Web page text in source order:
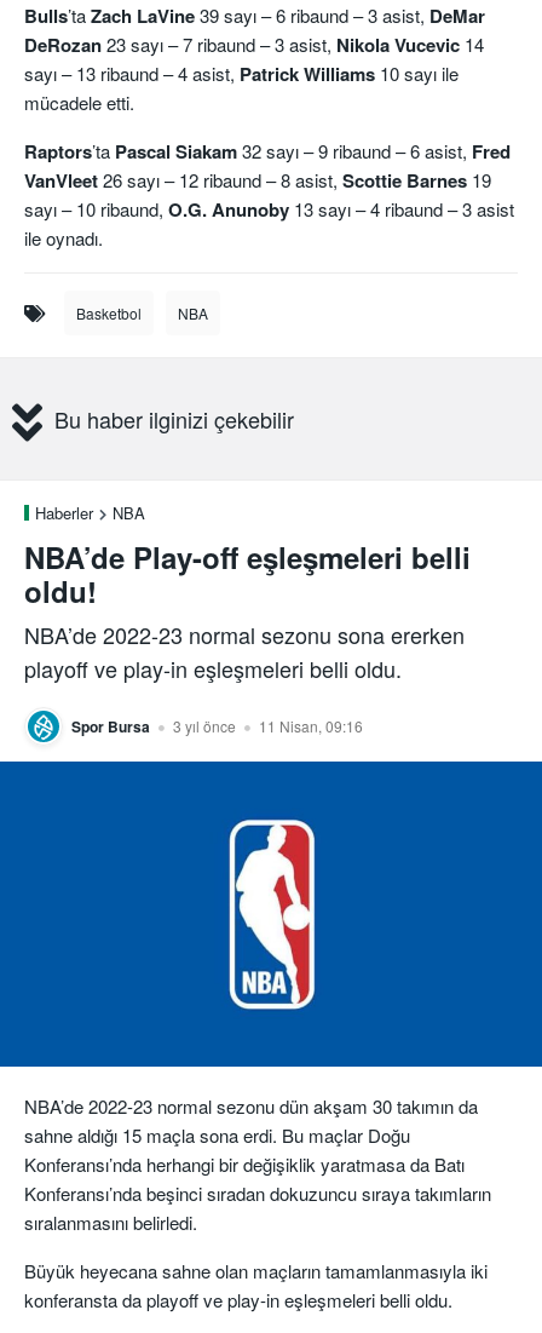
Bulls’taZach LaVine39 sayı – 6 ribaund – 3 asist, DeMar
DeRozan23 sayı – 7 ribaund – 3 asist, Nikola Vucevic 14
sayı – 13 ribaund – 4 asist, Patrick Williams 10 sayı ile
mücadele etti.
Raptors’ta Pascal Siakam32 sayı – 9 ribaund – 6 asist, Fred
VanVleet26 sayı – 12 ribaund – 8 asist, Scottie Barnes 19
sayı – 10 ribaund, O.G. Anunoby 13 sayı – 4 ribaund – 3 asist
ile oynadı.
Basketbol NBA
Bu haber ilginizi çekebilir
Haberler NBA
NBA’de Play-off eşleşmeleri belli
oldu!
NBA’de 2022-23 normal sezonu sona ererken
playoff ve play-in eşleşmeleri belli oldu.
Spor Bursa 3 yıl önce 11 Nisan, 09:16
NBA’de 2022-23 normal sezonu dün akşam 30 takımın da
sahne aldığı 15 maçla sona erdi. Bu maçlar Doğu
Konferansı’nda herhangi bir değişiklik yaratmasa da Batı
Konferansı’nda beşinci sıradan dokuzuncu sıraya takımların
sıralanmasını belirledi.
Büyük heyecana sahne olan maçların tamamlanmasıyla iki
konferansta da playoff ve play-in eşleşmeleri belli oldu.